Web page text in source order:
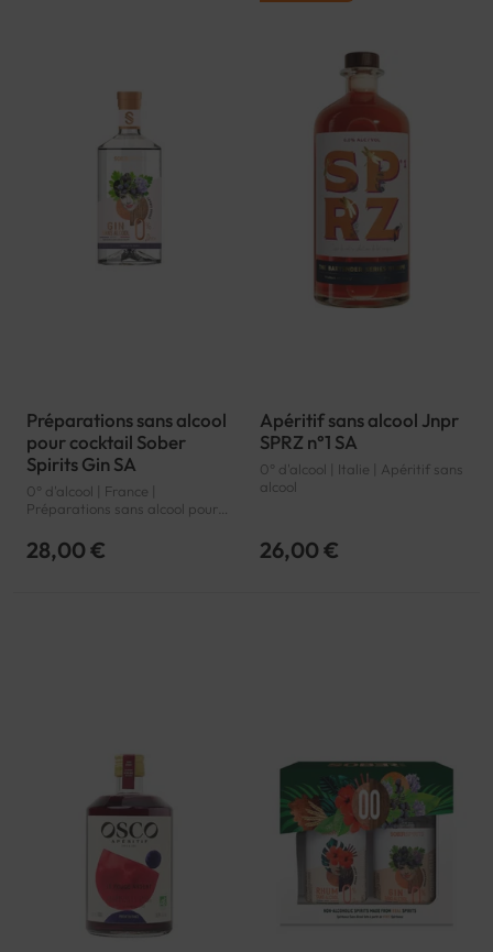
Préparations sans alcool
pour cocktail Sober
Spirits Gin SA
0° d'alcool | France |
Préparations sans alcool pour
28,00 €
Apéritif sans alcool Jnpr
SPRZ n°1 SA
0° d'alcool | Italie | Apéritif sans
alcool
26,00 €